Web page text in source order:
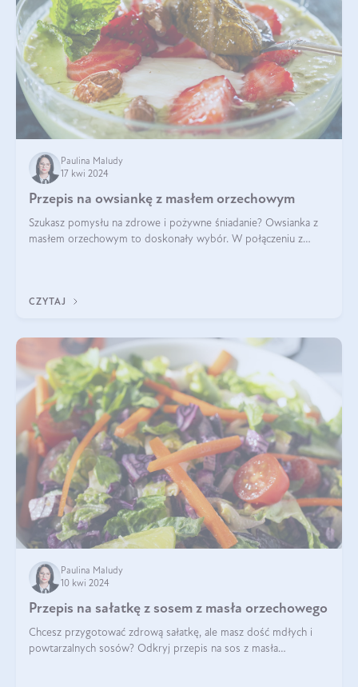
Paulina Maludy
17 kwi 2024
Przepis na owsiankę z masłem orzechowym
Szukasz pomysłu na zdrowe i pożywne śniadanie? Owsianka z
masłem orzechowym to doskonały wybór. W połączeniu z
CZYTAJ
Paulina Maludy
10 kwi 2024
Przepis na sałatkę z sosem z masła orzechowego
Chcesz przygotować zdrową sałatkę, ale masz dość mdłych i
powtarzalnych sosów? Odkryj przepis na sos z masła